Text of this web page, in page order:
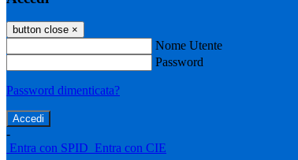
button close ×
Nome Utente
Password
Password dimenticata?
-
Entra con SPID Entra con CIE